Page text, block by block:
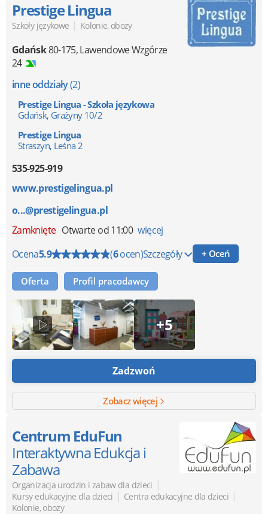
Prestige Lingua
Szkoły językowe | Kolonie, obozy
Gdańsk80-175,Lawendowe Wzgórze
24
inne oddziały(2)
Prestige Lingua - Szkoła językowa
Gdańsk, Grażyny 10/2
Prestige Lingua
Straszyn, Leśna 2
535-925-919
www.prestigelingua.pl
o...@prestigelingua.pl
Zamknięte Otwarte od 11:00 więcej
Ocena5.9 (6ocen)Szczegóły + Oceń
Oferta Profil pracodawcy
+5
Zadzwoń
Zobacz więcej
Centrum EduFun
Interaktywna Edukcja i
Zabawa
Organizacja urodzin i zabaw dla dzieci |
Kursy edukacyjne dla dzieci | Centra edukacyjne dla dzieci |
Kolonie, obozy